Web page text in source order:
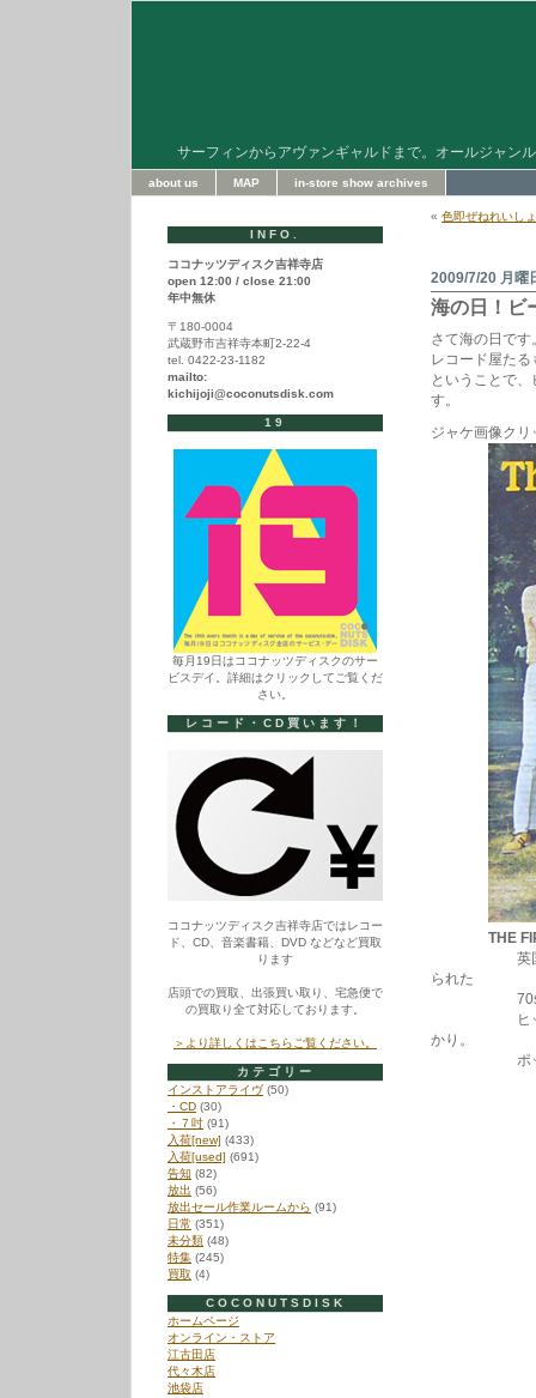
サーフィンからアヴァンギャルドまで。オールジャン
about us MAP in-store show archives
« 色即ぜねれいし
2009/7/20 月曜
海の日！ビ
さて海の日で
レコード屋た
ということで
す。
ジャケ画像ク
THE
英国ポップ
られた
70sビー
ヒット曲
かり。
ポップなメ
INFO.
ココナッツディスク吉祥寺店
open 12:00 / close 21:00
年中無休
〒180-0004
武蔵野市吉祥寺本町2-22-4
tel. 0422-23-1182
mailto:
kichijoji@coconutsdisk.com
19
毎月19日はココナッツディスクのサー
ビスデイ。詳細はクリックしてご覧くだ
さい。
レコード・CD買います！
ココナッツディスク吉祥寺店ではレコー
ド、CD、音楽書籍、DVD などなど買取
ります
店頭での買取、出張買い取り、宅急便で
の買取り全て対応しております。
＞より詳しくはこちらご覧ください。
カテゴリー
インストアライヴ(50)
・CD (30)
・７吋 (91)
入荷[new] (433)
入荷[used] (691)
告知 (82)
放出 (56)
放出セール作業ルームから (91)
日常 (351)
未分類 (48)
特集 (245)
買取 (4)
COCONUTSDISK
ホームページ
オンライン・ストア
江古田店
代々木店
池袋店